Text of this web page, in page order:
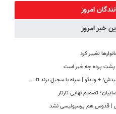
«فرم پر کن»
(◂پرسش‌نامه
امروز
خبر امروز
تغییر کرد
پشت پرده چه خبر است
+ ویدئو | سپاه با سجیل بزند تا....
تصمیم نهایی تارتار
| قدوس هم پرسپولیسی نشد